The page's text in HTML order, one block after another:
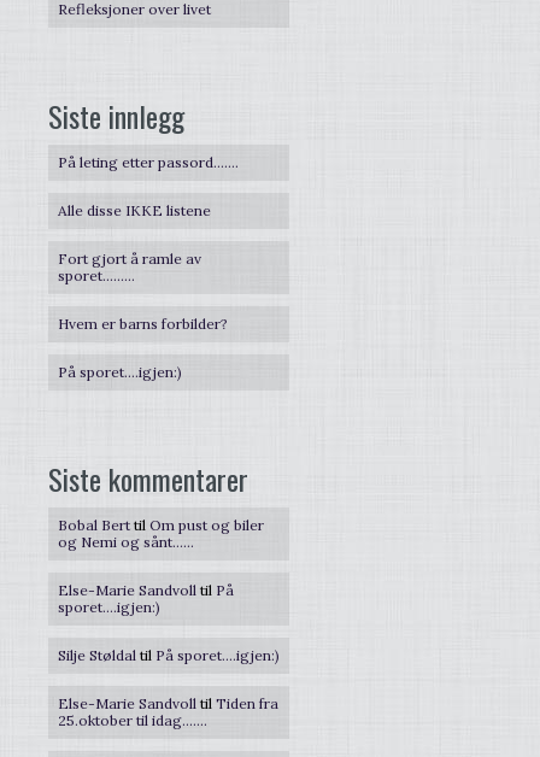
Refleksjoner over livet
Siste innlegg
På leting etter passord…….
Alle disse IKKE listene
Fort gjort å ramle av
sporet………
Hvem er barns forbilder?
På sporet….igjen:)
Siste kommentarer
Bobal Bert tilOm pust og biler
og Nemi og sånt……
Else-Marie Sandvoll til På
sporet….igjen:)
Silje Støldal til På sporet….igjen:)
Else-Marie Sandvoll tilTiden fra
25.oktober til idag…….